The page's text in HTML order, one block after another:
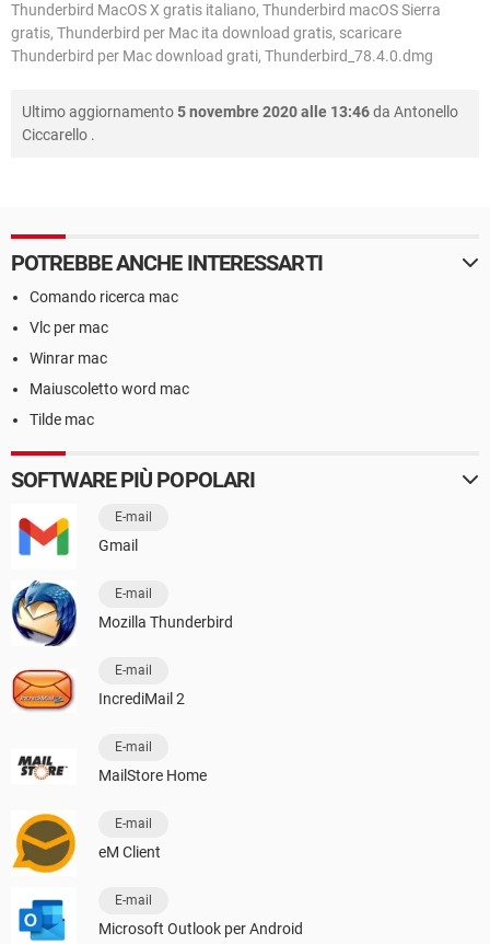
Thunderbird MacOS X gratis italiano, Thunderbird macOS Sierra
gratis, Thunderbird per Mac ita download gratis, scaricare
Thunderbird per Mac download grati, Thunderbird_78.4.0.dmg
Ultimo aggiornamento5 novembre 2020 alle 13:46da Antonello
Ciccarello .
POTREBBE ANCHE INTERESSARTI
Comando ricerca mac
Vlc per mac
Winrar mac
Maiuscoletto word mac
Tilde mac
SOFTWARE PIÙ POPOLARI
E-mail
Gmail
E-mail
Mozilla Thunderbird
E-mail
IncrediMail 2
E-mail
MailStore Home
E-mail
eM Client
E-mail
Microsoft Outlook per Android